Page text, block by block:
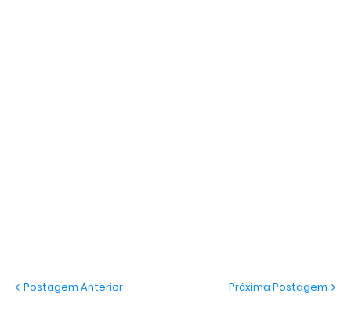
Postagem Anterior Próxima Postagem